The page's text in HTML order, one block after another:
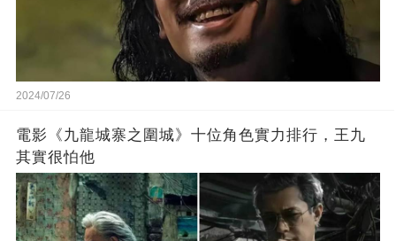
2024/07/26
電影《九龍城寨之圍城》十位角色實力排行，王九
其實很怕他